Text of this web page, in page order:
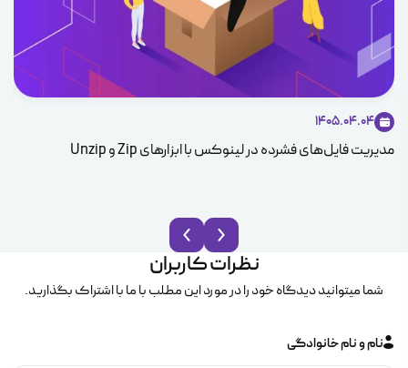
1405.04.04
مدیریت فایل‌های فشرده در لینوکس با ابزارهای Zip و Unzip
نظرات کاربران
شما میتوانید دیدگاه خود را در مورد این مطلب با ما با اشتراک بگذارید.
نام و نام خانوادگی